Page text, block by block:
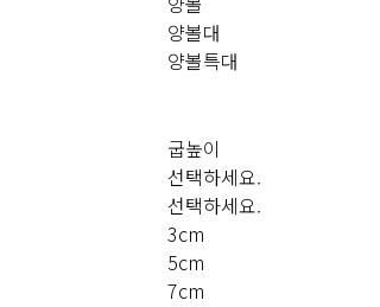
양볼대
양볼특대
굽높이
선택하세요.
선택하세요.
3cm
5cm
7cm